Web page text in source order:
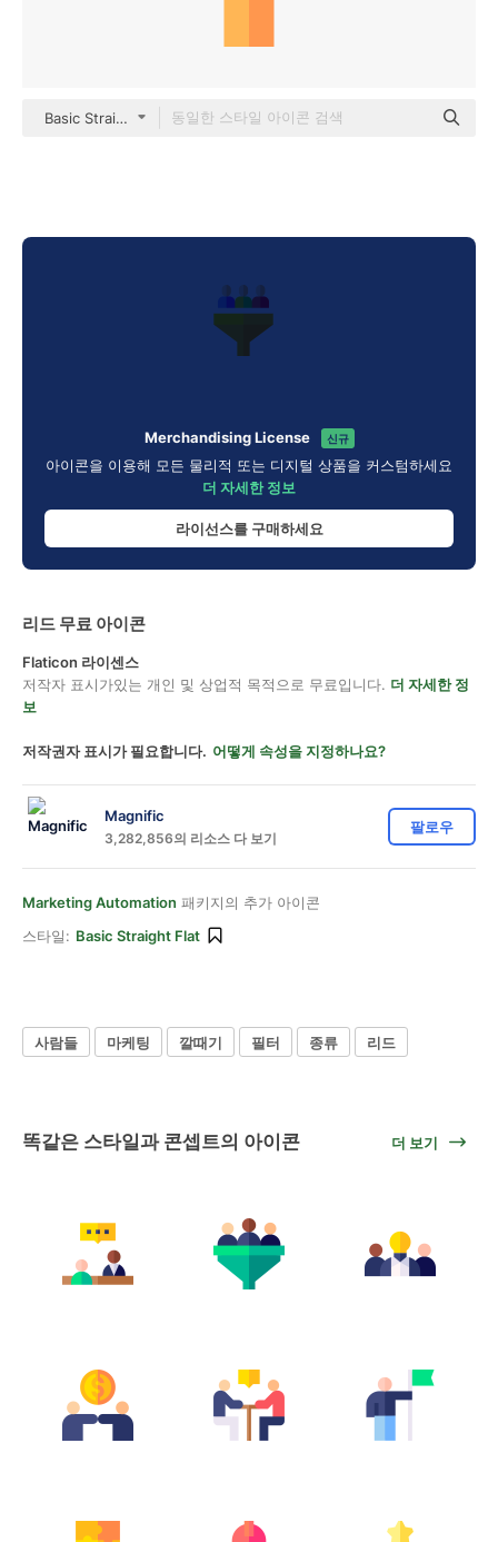
Basic Straight Flat
Merchandising License 신규
아이콘을 이용해 모든 물리적 또는 디지털 상품을 커스텀하세요
더 자세한 정보
라이선스를 구매하세요
리드 무료 아이콘
Flaticon 라이센스
저작자 표시가있는 개인 및 상업적 목적으로 무료입니다. 더 자세한 정
보
저작권자 표시가 필요합니다. 어떻게 속성을 지정하나요?
Magnific
3,282,856의 리소스 다 보기
팔로우
Marketing Automation 패키지의 추가 아이콘
스타일: Basic Straight Flat
사람들 마케팅 깔때기 필터 종류 리드
똑같은 스타일과 콘셉트의 아이콘 더 보기